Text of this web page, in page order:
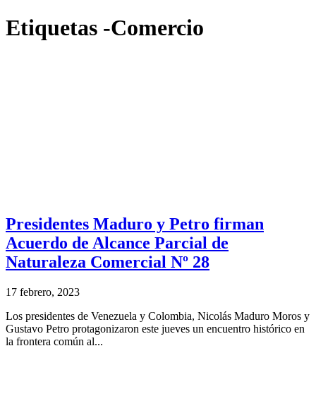
Etiquetas -Comercio
Presidentes Maduro y Petro firman
Acuerdo de Alcance Parcial de
Naturaleza Comercial Nº 28
17 febrero, 2023
Los presidentes de Venezuela y Colombia, Nicolás Maduro Moros y
Gustavo Petro protagonizaron este jueves un encuentro histórico en
la frontera común al...